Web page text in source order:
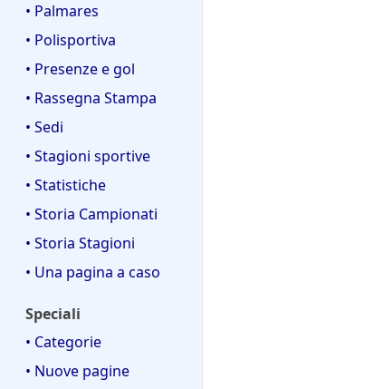
• Palmares
• Polisportiva
• Presenze e gol
• Rassegna Stampa
• Sedi
• Stagioni sportive
• Statistiche
• Storia Campionati
• Storia Stagioni
• Una pagina a caso
Speciali
• Categorie
• Nuove pagine